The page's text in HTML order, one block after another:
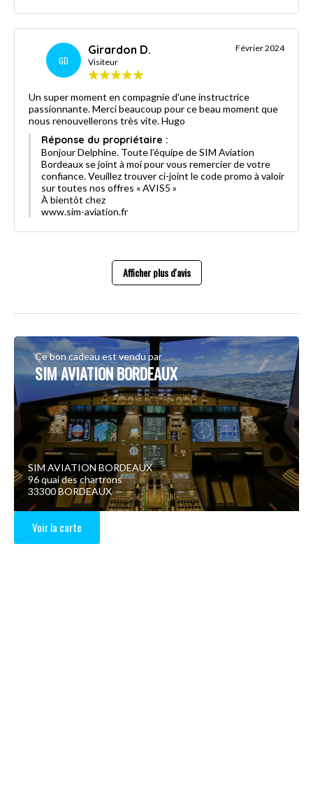
GD
Girardon D.
Visiteur
Février 2024
Un super moment en compagnie d'une instructrice
passionnante. Merci beaucoup pour ce beau moment que
nous renouvellerons très vite. Hugo
Réponse du propriétaire :
Bonjour Delphine. Toute l’équipe de SIM Aviation
Bordeaux se joint à moi pour vous remercier de votre
confiance. Veuillez trouver ci-joint le code promo à valoir
sur toutes nos offres « AVIS5 »
À bientôt chez
www.sim-aviation.fr
Afficher plus d'avis
Ce bon cadeau est vendu par
SIM AVIATION BORDEAUX
SIM AVIATION BORDEAUX
96 quai des chartrons
33300 BORDEAUX
Voir la carte